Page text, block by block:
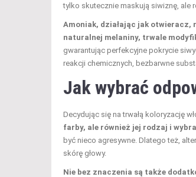
tylko skutecznie maskują siwiznę, ale
Amoniak, działając jak otwieracz,
naturalnej melaniny, trwale
gwarantując perfekcyjne pokrycie
reakcji chemicznych, bezbarwne
Jak wybrać
Decydując się na trwałą koloryzację
farby, ale również jej rodzaj i
być nieco agresywne. Dlatego też,
skórę głowy.
Nie bez znaczenia są także